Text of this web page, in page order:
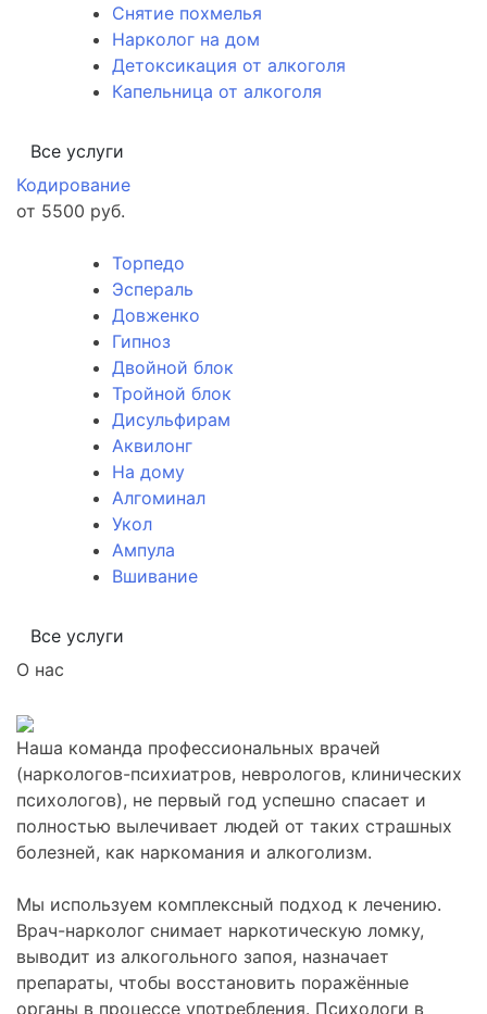
Снятие похмелья
Нарколог на дом
Детоксикация от алкоголя
Капельница от алкоголя
Все услуги
Кодирование
от 5500 руб.
Торпедо
Эспераль
Довженко
Гипноз
Двойной блок
Тройной блок
Дисульфирам
Аквилонг
На дому
Алгоминал
Укол
Ампула
Вшивание
Все услуги
О нас
Наша команда профессиональных врачей
(наркологов-психиатров, неврологов, клинических
психологов), не первый год успешно спасает и
полностью вылечивает людей от таких страшных
болезней, как наркомания и алкоголизм.
Мы используем комплексный подход к лечению.
Врач-нарколог снимает наркотическую ломку,
выводит из алкогольного запоя, назначает
препараты, чтобы восстановить поражённые
органы в процессе употребления. Психологи в